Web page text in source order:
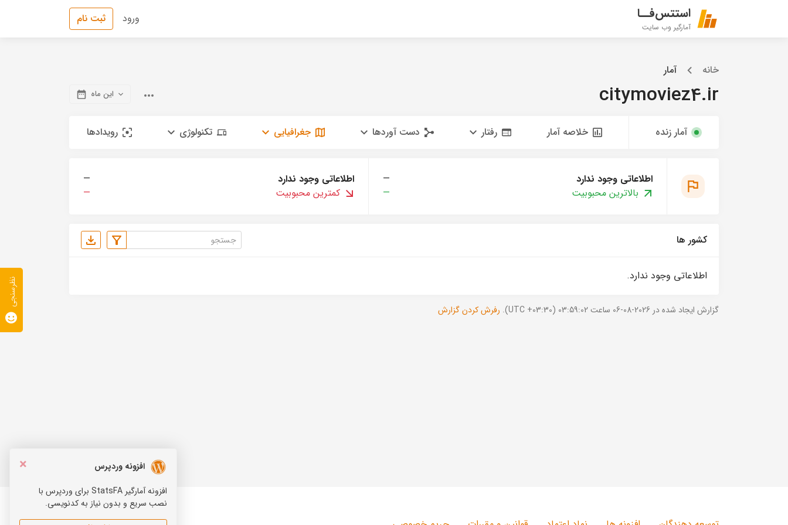
استتس‌فــا
آمارگیر وب سایت
ورود ثبت نام
خانه آمار
citymoviez4.ir این ماه
آمار زنده خلاصه آمار رفتار دست آوردها جغرافیایی تکنولوژی رویدادها
اطلاعاتی وجود ندارد
—
بالاترین محبوبیت
—
اطلاعاتی وجود ندارد
—
کمترین محبوبیت
—
کشور ها
اطلاعاتی وجود ندارد.
گزارش ایجاد شده در 2026-08-06 ساعت 03:59:02 (UTC +03:30). رفرش کردن گزارش
×
افزونه وردپرس
افزونه آمارگیر StatsFA برای وردپرس با
نصب سریع و بدون نیاز به کدنویسی.
نظرسنجی